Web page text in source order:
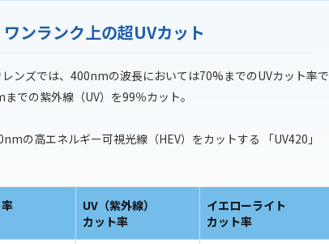
ワンランク上の超UVカット
ンズでは、400nmの波長においては70%までのUVカット率で
での紫外線（UV）を99％カット。
の高エネルギー可視光線（HEV）をカットする 「UV420」
UV（紫外線）
カット率
イエローライト
カット率